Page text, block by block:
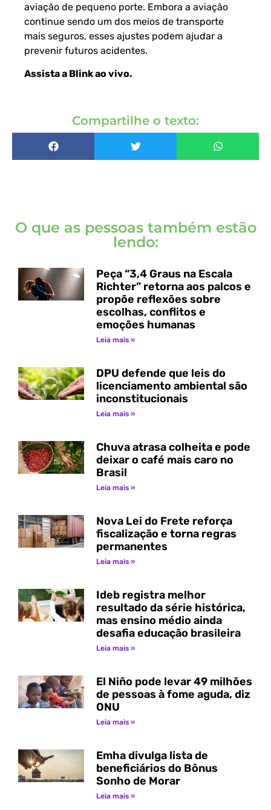
aviação de pequeno porte. Embora a aviação
continue sendo um dos meios de transporte
mais seguros, esses ajustes podem ajudar a
prevenir futuros acidentes.
Assista a Blink ao vivo.
Compartilhe o texto:
O que as pessoas também estão
lendo:
Peça “3,4 Graus na Escala
Richter” retorna aos palcos e
propõe reflexões sobre
escolhas, conflitos e
emoções humanas
Leia mais »
DPU defende que leis do
licenciamento ambiental são
inconstitucionais
Leia mais »
Chuva atrasa colheita e pode
deixar o café mais caro no
Brasil
Leia mais »
Nova Lei do Frete reforça
fiscalização e torna regras
permanentes
Leia mais »
Ideb registra melhor
resultado da série histórica,
mas ensino médio ainda
desafia educação brasileira
Leia mais »
El Niño pode levar 49 milhões
de pessoas à fome aguda, diz
ONU
Leia mais »
Emha divulga lista de
beneficiários do Bônus
Sonho de Morar
Leia mais »